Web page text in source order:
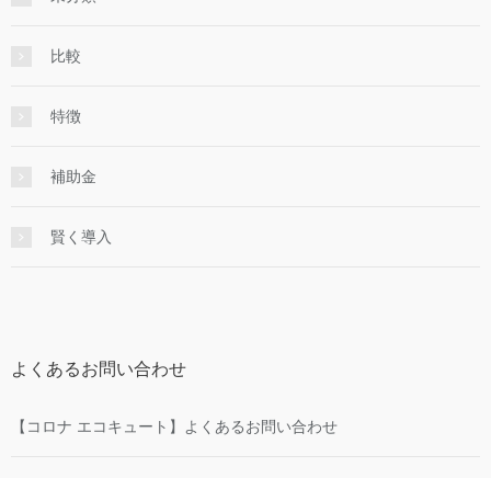
比較
特徴
補助金
賢く導入
よくあるお問い合わせ
【コロナ エコキュート】よくあるお問い合わせ